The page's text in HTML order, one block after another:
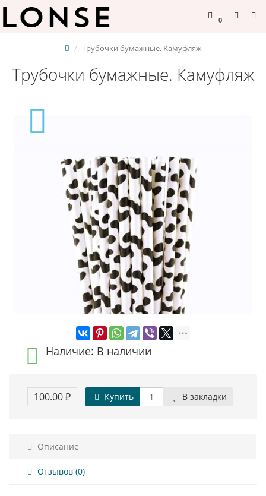
0
Трубочки бумажные. Камуфляж
Трубочки бумажные. Камуфляж
Наличие: В наличии
100.00 ₽ Купить В закладки
Описание
Отзывов (0)